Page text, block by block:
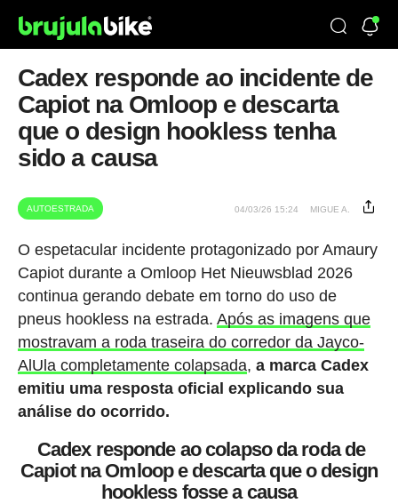
Cadex responde ao incidente de
Capiot na Omloop e descarta
que o design hookless tenha
sido a causa
AUTOESTRADA 04/03/26 15:24 MIGUE A.
O espetacular incidente protagonizado por Amaury
Capiot durante a Omloop Het Nieuwsblad 2026
continua gerando debate em torno do uso de
pneus hookless na estrada. Após as imagens que
mostravam a roda traseira do corredor da Jayco-
AlUla completamente colapsada, a marca Cadex
emitiu uma resposta oficial explicando sua
análise do ocorrido.
Cadex responde ao colapso da roda de
Capiot na Omloop e descarta que o design
hookless fosse a causa